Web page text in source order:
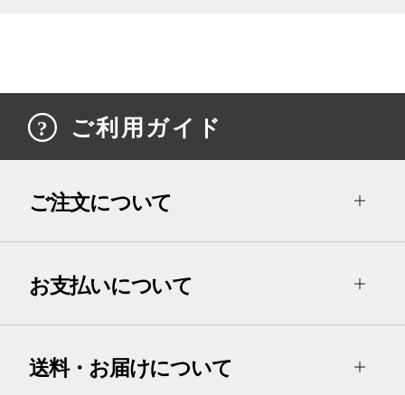
ご利用ガイド
ご注文について
お支払いについて
送料・お届けについて